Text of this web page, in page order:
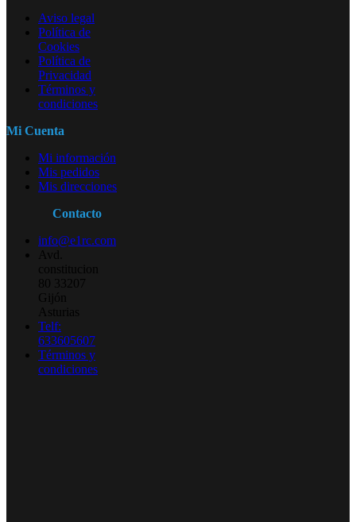
Aviso legal
Política de
Cookies
Política de
Privacidad
Términos y
condiciones
Mi Cuenta
Mi información
Mis pedidos
Mis direcciones
Contacto
info@e1rc.com
Avd.
constitucion
80 33207
Gijón
Asturias
Telf:
633605607
Términos y
condiciones